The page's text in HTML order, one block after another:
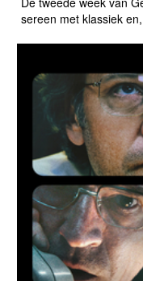
sereen met klassiek